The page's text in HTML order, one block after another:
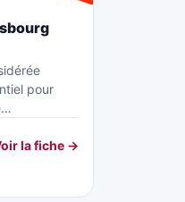
pour
la fiche →